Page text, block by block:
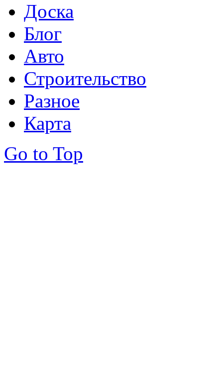
Доска
Блог
Авто
Строительство
Разное
Карта
Go to Top